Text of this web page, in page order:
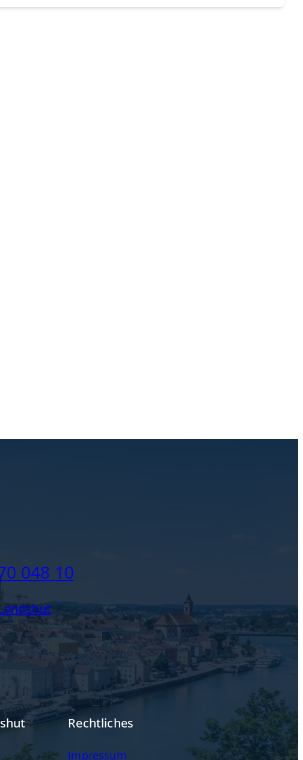
048 10
Rechtliches
Impressum